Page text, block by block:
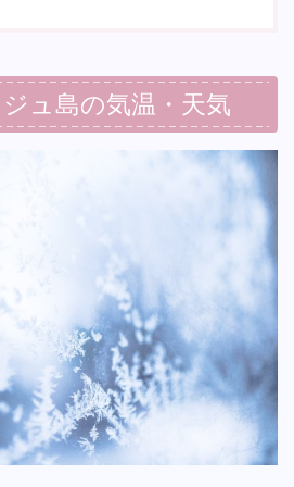
ュ島の気温・天気